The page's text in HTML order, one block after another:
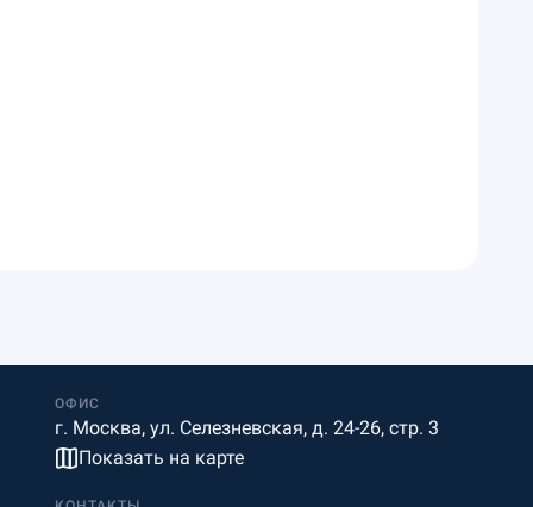
ОФИС
г. Москва, ул. Селезневская, д. 24-26, стр. 3
Показать на карте